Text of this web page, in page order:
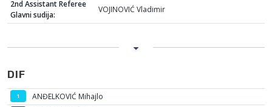
2nd Assistant Referee
Glavni sudija:
VOJINOVIĆ Vladimir
DIF
1 ANĐELKOVIĆ Mihajlo